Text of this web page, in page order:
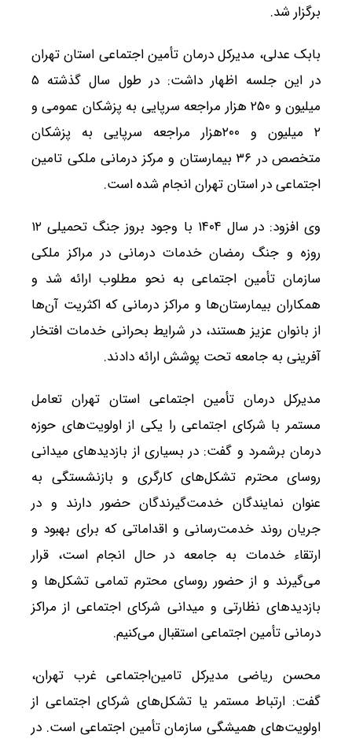
برگزار شد.
بابک عدلی، مدیرکل درمان تأمین اجتماعی استان تهران
در این جلسه اظهار داشت: در طول سال گذشته ۵
میلیون و ۲۵۰ هزار مراجعه سرپایی به پزشکان عمومی و
۲ میلیون و ۲۰۰هزار مراجعه سرپایی به پزشکان
متخصص در ۳۶ بیمارستان و مرکز درمانی ملکی تامین
اجتماعی در استان تهران انجام شده است.
وی افزود: در سال ۱۴۰۴ با وجود بروز جنگ تحمیلی ۱۲
روزه و جنگ رمضان خدمات درمانی در مراکز ملکی
سازمان تأمین اجتماعی به نحو مطلوب ارائه شد و
همکاران بیمارستان‌ها و مراکز درمانی که اکثریت آن‌ها
از بانوان عزیز هستند، در شرایط بحرانی خدمات افتخار
آفرینی به جامعه تحت پوشش ارائه دادند.
مدیرکل درمان تأمین اجتماعی استان تهران تعامل
مستمر با شرکای اجتماعی را یکی از اولویت‌های حوزه
درمان برشمرد و گفت: در بسیاری از بازدیدهای میدانی
روسای محترم تشکل‌های کارگری و بازنشستگی به
عنوان نمایندگان خدمت‌گیرندگان حضور دارند و در
جریان روند خدمت‌رسانی و اقداماتی که برای بهبود و
ارتقاء خدمات به جامعه در حال انجام است، قرار
می‌گیرند و از حضور روسای محترم تمامی تشکل‌ها و
بازدیدهای نظارتی و میدانی شرکای اجتماعی از مراکز
درمانی تأمین اجتماعی استقبال می‌کنیم.
محسن ریاضی مدیرکل تامین‌اجتماعی غرب تهران،
گفت: ارتباط مستمر یا تشکل‌های شرکای اجتماعی از
اولویت‌های همیشگی سازمان تأمین اجتماعی است. در